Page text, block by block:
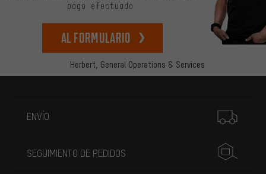
Herbert, General Operations & Services
pago efectuado.
Al formulario
ENVÍO
SEGUIMIENTO DE PEDIDOS